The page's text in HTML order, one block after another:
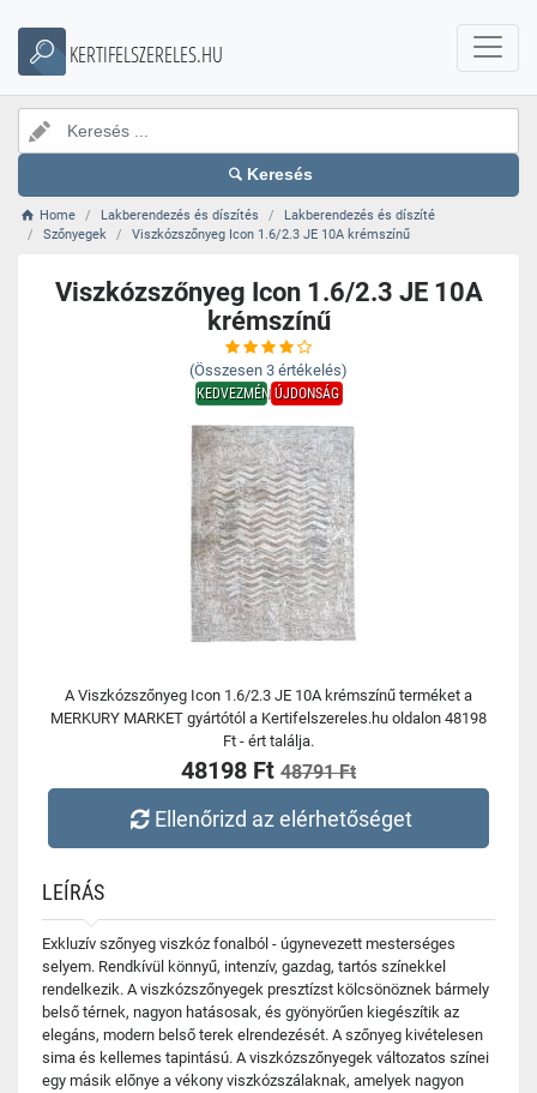
KERTIFELSZERELES.HU
Keresés
Home Lakberendezés és díszítés
Lakberendezés és díszíté
Szőnyegek
Viszkózszőnyeg Icon 1.6/2.3 JE 10A krémszínű
Viszkózszőnyeg Icon 1.6/2.3 JE 10A
krémszínű
(Összesen 3 értékelés)
KEDVEZMÉNYÚJDONSÁG
A Viszkózszőnyeg Icon 1.6/2.3 JE 10A krémszínű terméket a
MERKURY MARKET gyártótól a Kertifelszereles.hu oldalon 48198
Ft - ért találja.
48198 Ft 48791 Ft
Ellenőrizd az elérhetőséget
LEÍRÁS
Exkluzív szőnyeg viszkóz fonalból - úgynevezett mesterséges
selyem. Rendkívül könnyű, intenzív, gazdag, tartós színekkel
rendelkezik. A viszkózszőnyegek presztízst kölcsönöznek bármely
belső térnek, nagyon hatásosak, és gyönyörűen kiegészítik az
elegáns, modern belső terek elrendezését. A szőnyeg kivételesen
sima és kellemes tapintású. A viszkózszőnyegek változatos színei
egy másik előnye a vékony viszkózszálaknak, amelyek nagyon